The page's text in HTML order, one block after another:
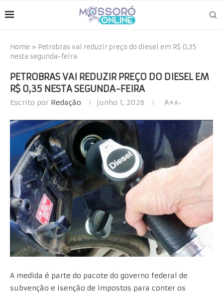
Home » Petrobras vai reduzir preço do diesel em R$ 0,35
nesta segunda-feira
PETROBRAS VAI REDUZIR PREÇO DO DIESEL EM
R$ 0,35 NESTA SEGUNDA-FEIRA
Escrito por Redação junho 1, 2026 A+A-
A medida é parte do pacote do governo federal de
subvenção e isenção de impostos para conter os